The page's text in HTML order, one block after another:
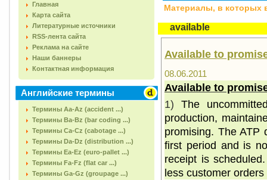
Главная
Карта сайта
Литературные источники
RSS-лента сайта
Реклама на сайте
Наши баннеры
Контактная информация
Английские термины
Термины Aa-Az (accident ...)
Термины Ba-Bz (bar coding ...)
Термины Ca-Cz (cabotage ...)
Термины Da-Dz (distribution ...)
Термины Ea-Ez (euro-pallet ...)
Термины Fa-Fz (flat car ...)
Термины Ga-Gz (groupage ...)
Материалы, в которых
available
Available to
08.06.2011
Available to
1)The
production,
promising. The ATP
first period and is
receipt is
less customer